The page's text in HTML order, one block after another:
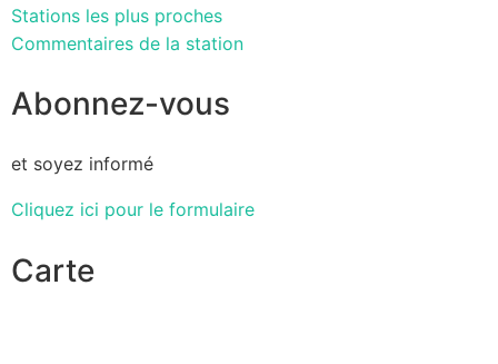
Stations les plus proches
Commentaires de la station
Abonnez-vous
et soyez informé
Cliquez ici pour le formulaire
Carte